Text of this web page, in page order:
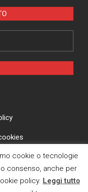
cookie o tecnologie
consenso, anche per
policy. Leggi tutto